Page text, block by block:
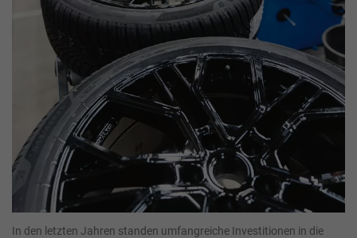
In den letzten Jahren standen umfangreiche Investitionen in die